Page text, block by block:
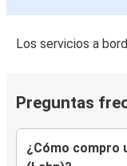
Los servicios a
Preguntas
¿Cómo compro